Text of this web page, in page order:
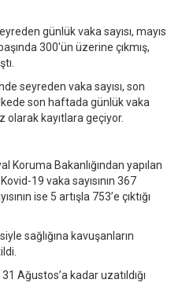
günlük vaka sayısı, mayıs
300'ün üzerine çıkmış,
seyreden vaka sayısı, son
son haftada günlük vaka
olarak kayıtlara geçiyor.
Koruma Bakanlığından yapılan
19 vaka sayısının 367
ise 5 artışla 753’e çıktığı
sağlığına kavuşanların
Ağustos’a kadar uzatıldığı